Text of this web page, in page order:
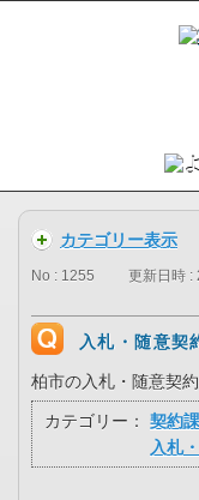
カテゴリー表示
No : 1255 更新日時 :
入札・随意契
柏市の入札・随意契
カテゴリー：
契約課
入札